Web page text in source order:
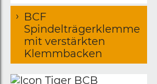
BCF
Spindelträgerklemme
mit verstärkten
Klemmbacken